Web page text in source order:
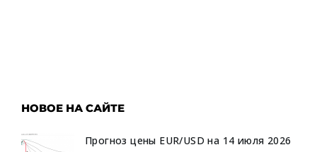
НОВОЕ НА САЙТЕ
Прогноз цены EUR/USD на 14 июля 2026